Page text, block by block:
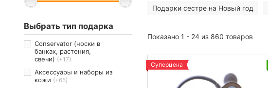
Подарки сестре на Новый год
Показано 1 - 24 из 860 товаров
Суперцена
Выбрать тип подарка
Conservator (носки в
банках, растения,
свечи) (+17)
Аксессуары и наборы из
кожи (+65)